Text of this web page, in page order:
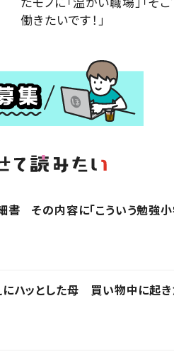
働きたいです！」
その内容に「こういう勉強
ハッとした母 買い物中に起き